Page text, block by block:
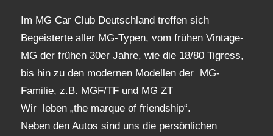
Im MG Car Club Deutschland treffen sich
Begeisterte aller MG-Typen, vom frühen Vintage-
MG der frühen 30er Jahre, wie die 18/80 Tigress,
bis hin zu den modernen Modellen der MG-
Familie, z.B. MGF/TF und MG ZT
Wir leben „the marque of friendship“.
Neben den Autos sind uns die persönlichen